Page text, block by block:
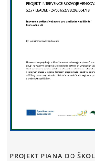
PROJEKT PIANA DO ŠKOL